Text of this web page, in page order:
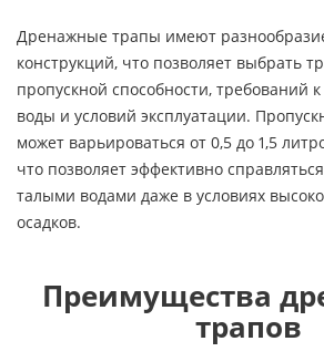
Дренажные трапы имеют
конструкций, что позволяет выбрать
пропускной способности, требований
воды и условий эксплуатации.
может варьироваться от 0,5 до 1,5
что позволяет эффективно
талыми водами даже в условиях
осадков.
Преимущества
трапов